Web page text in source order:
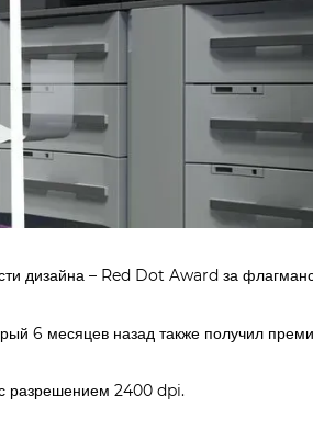
дизайна – Red Dot Award за
6 месяцев назад также получил
разрешением 2400 dpi.